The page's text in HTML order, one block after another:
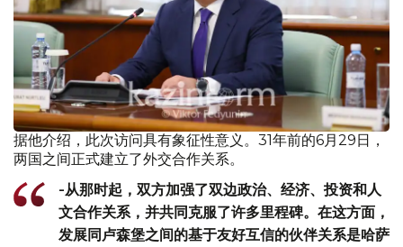
据他介绍，此次访问具有象征性意义。31年前的6月29日，
两国之间正式建立了外交合作关系。
-从那时起，双方加强了双边政治、经济、投资和人
文合作关系，并共同克服了许多里程碑。在这方面，
发展同卢森堡之间的基于友好互信的伙伴关系是哈萨